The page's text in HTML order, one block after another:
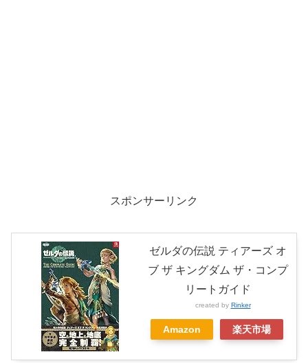
スポンサーリンク
ゼルダの伝説 ティアーズ オ
ブ ザ キングダム ザ・コンプ
リートガイド
created by Rinker
Amazon 楽天市場